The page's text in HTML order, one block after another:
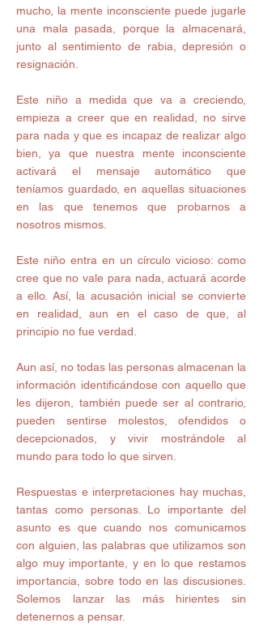
mucho, la mente inconsciente puede jugarle
una mala pasada, porque la almacenará,
junto al sentimiento de rabia, depresión o
resignación.
Este niño a medida que va a creciendo,
empieza a creer que en realidad, no sirve
para nada y que es incapaz de realizar algo
bien, ya que nuestra mente inconsciente
activará el mensaje automático que
teníamos guardado, en aquellas situaciones
en las que tenemos que probarnos a
nosotros mismos.
Este niño entra en un círculo vicioso: como
cree que no vale para nada, actuará acorde
a ello. Así, la acusación inicial se convierte
en realidad, aun en el caso de que, al
principio no fue verdad.
Aun así, no todas las personas almacenan la
información identificándose con aquello que
les dijeron, también puede ser al contrario,
pueden sentirse molestos, ofendidos o
decepcionados, y vivir mostrándole al
mundo para todo lo que sirven.
Respuestas e interpretaciones hay muchas,
tantas como personas. Lo importante del
asunto es que cuando nos comunicamos
con alguien, las palabras que utilizamos son
algo muy importante, y en lo que restamos
importancia, sobre todo en las discusiones.
Solemos lanzar las más hirientes sin
detenernos a pensar.